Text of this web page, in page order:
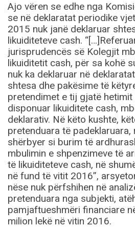
Ajo vëren se edhe nga
se në deklaratat periodike
2015 nuk janë deklaruar
likuiditeteve cash.
jurisprudencës së Kolegjit
likuiditetit cash, për sa kohë
nuk ka deklaruar në
shtesa dhe pakësime të
pretendimet e tij gjatë hetimit
disponuar likuiditete cash,
deklarativ. Në këto kushte,
pretenduara të padeklaruara,
shërbyer si burim të
mbulimin e shpenzimeve të
të likuiditeteve cash, në
në fund të vitit 2016”,
nëse nuk përfshihen në
pretenduara nga subjekti,
pamjaftueshmëri financiare
milion lekë në vitin 2016.